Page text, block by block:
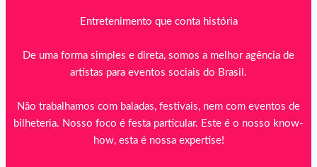
Entretenimento que conta história
De uma forma simples e direta, somos a melhor agência de
artistas para eventos sociais do Brasil.
Não trabalhamos com baladas, festivais, nem com eventos de
bilheteria. Nosso foco é festa particular. Este é o nosso know-
how, esta é nossa expertise!